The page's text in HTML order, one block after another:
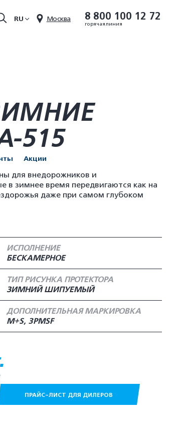
8 800 100 12 72
горячая линия
Москва
RU
515
Акции
для внедорожников и
в зимнее время передвигаются как на
даже при самом глубоком
ИСПОЛНЕНИЕ
БЕСКАМЕРНОЕ
ТИП РИСУНКА ПРОТЕКТОРА
ЗИМНИЙ ШИПУЕМЫЙ
ДОПОЛНИТЕЛЬНАЯ МАРКИРОВКА
M+S, 3PMSF
ПРАЙС-ЛИСТ ДЛЯ ДИЛЕРОВ